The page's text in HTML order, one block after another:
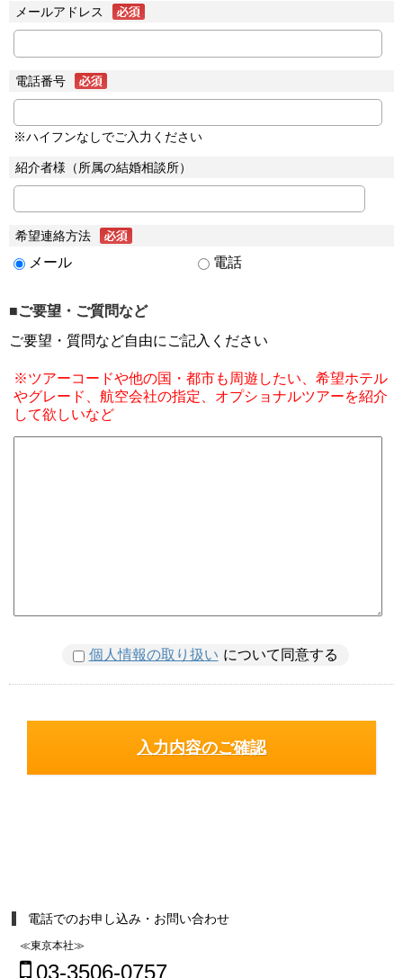
メールアドレス
電話番号
※ハイフンなしでご入力ください
紹介者様（所属の結婚相談所）
希望連絡方法
メール 電話
■ご要望・ご質問など
ご要望・質問など自由にご記入ください
※ツアーコードや他の国・都市も周遊したい、希望ホテル
やグレード、航空会社の指定、オプショナルツアーを紹介
して欲しいなど
個人情報の取り扱い について同意する
電話でのお申し込み・お問い合わせ
≪東京本社≫
03-3506-0757